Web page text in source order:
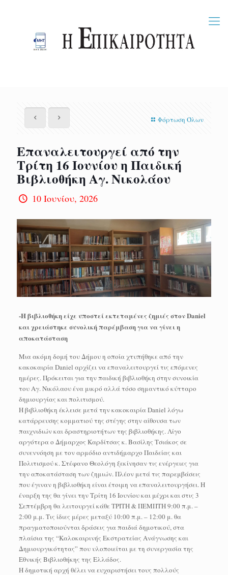
Φόρτωση Όλων
Επαναλειτουργεί από την
Τρίτη 16 Ιουνίου η Παιδική
Βιβλιοθήκη Αγ. Νικολάου
10 Ιουνίου, 2026
-Η βιβλιοθήκη είχε υποστεί εκτεταμένες ζημιές στον Daniel
και χρειάστηκε συνολική παρέμβαση για να γίνει η
αποκατάσταση
Μια ακόμη δομή του Δήμου η οποία χτυπήθηκε από την
κακοκαιρία Daniel αρχίζει να επαναλειτουργεί τις επόμενες
ημέρες. Πρόκειται για την παιδική βιβλιοθήκη στην συνοικία
του Αγ. Νικόλαου ένα μικρό αλλά τόσο σημαντικό κύτταρο
δημιουργίας και πολιτισμού.
Η βιβλιοθήκη έκλεισε μετά την κακοκαιρία Daniel λόγω
κατάρρευσης κομματιού της στέγης στην αίθουσα των
παιχνιδιών και δραστηριοτήτων της βιβλιοθήκης. Λίγο
αργότερα ο Δήμαρχος Καρδίτσας κ. Βασίλης Τσιάκος σε
συνεννόηση με τον αρμόδιο αντιδήμαρχο Παιδείας και
Πολιτισμού κ. Στέφανο Θεολόγη ξεκίνησαν τις ενέργειες για
την αποκατάσταση των ζημιών. Πλέον μετά τις παρεμβάσεις
που έγιναν η βιβλιοθήκη είναι έτοιμη να επαναλειτουργήσει. Η
έναρξη της θα γίνει την Τρίτη 16 Ιουνίου και μέχρι και στις 3
Σεπτέμβρη θα λειτουργεί κάθε ΤΡΙΤΗ & ΠΕΜΠΤΗ 9:00 π.μ. –
2:00 μ.μ. Τις ίδιες μέρες μεταξύ 10:00 π.μ. – 12:00 μ. θα
πραγματοποιούνται δράσεις για παιδιά δημοτικού, στα
πλαίσια της “Καλοκαιρινής Εκστρατείας Ανάγνωσης και
Δημιουργικότητας” που υλοποιείται με τη συνεργασία της
Εθνικής Βιβλιοθήκης της Ελλάδος.
Η δημοτική αρχή θέλει να ευχαριστήσει τους πολλούς